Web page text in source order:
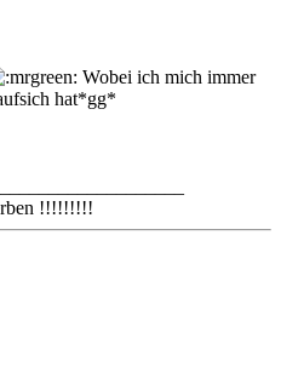
Wobei ich mich immer
hat*gg*
!!!!!!!!!